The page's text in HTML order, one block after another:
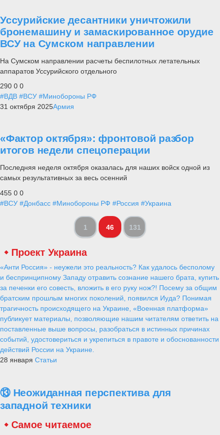
Уссурийские десантники уничтожили
бронемашину и замаскированное орудие
ВСУ на Сумском направлении
На Сумском направлении расчеты беспилотных летательных
аппаратов Уссурийского отдельного
290 0 0
#ВДВ #ВСУ #Минобороны РФ
31 октября 2025Армия
«Фактор октября»: фронтовой разбор
итогов недели спецоперации
Последняя неделя октября оказалась для наших войск одной из
самых результативных за весь осенний
455 0 0
#ВСУ #Донбасс #Минобороны РФ #Россия #Украина
1 46 131
Проект Украина
«Анти Россия» - неужели это реальность? Как удалось бесполому
и беспринципному Западу отравить сознание нашего брата, купить
за печенки его совесть, вложить в его руку нож?! Посему за общим
братским прошлым многих поколений, появился Иуда? Понимая
трагичность происходящего на Украине, «Военная платформа»
публикует материалы, позволяющие нашим читателям ответить на
поставленные выше вопросы, разобраться в истинных причинах
событий, удостовериться и укрепиться в правоте и обоснованности
действий России на Украине.
28 января Статьи
⑬ Неожиданная перспектива для
западной техники
Самое читаемое